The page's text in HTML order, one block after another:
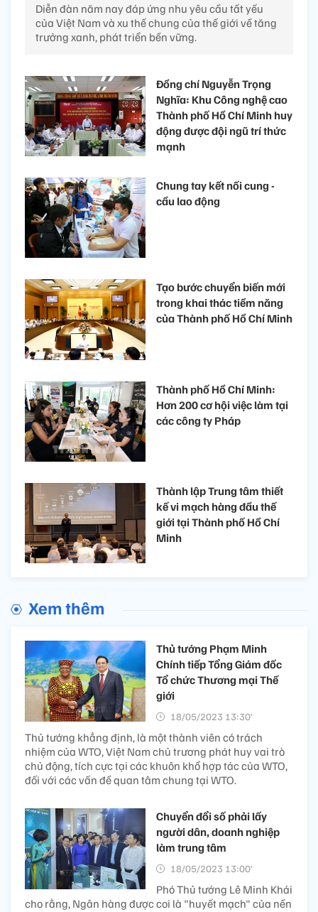
Diễn đàn năm nay đáp ứng nhu yêu cầu tất yếu
của Việt Nam và xu thế chung của thế giới về tăng
trưởng xanh, phát triển bền vững.
Đồng chí Nguyễn Trọng
Nghĩa: Khu Công nghệ cao
Thành phố Hồ Chí Minh huy
động được đội ngũ trí thức
mạnh
Chung tay kết nối cung -
cầu lao động
Tạo bước chuyển biến mới
trong khai thác tiềm năng
của Thành phố Hồ Chí Minh
Thành phố Hồ Chí Minh:
Hơn 200 cơ hội việc làm tại
các công ty Pháp
Thành lập Trung tâm thiết
kế vi mạch hàng đầu thế
giới tại Thành phố Hồ Chí
Minh
Xem thêm
Thủ tướng Phạm Minh
Chính tiếp Tổng Giám đốc
Tổ chức Thương mại Thế
giới
18/05/2023 13:30’
Thủ tướng khẳng định, là một thành viên có trách
nhiệm của WTO, Việt Nam chủ trương phát huy vai trò
chủ động, tích cực tại các khuôn khổ hợp tác của WTO,
đối với các vấn đề quan tâm chung tại WTO.
Chuyển đổi số phải lấy
người dân, doanh nghiệp
làm trung tâm
18/05/2023 13:00’
Phó Thủ tướng Lê Minh Khái
cho rằng, Ngân hàng được coi là "huyết mạch" của nền